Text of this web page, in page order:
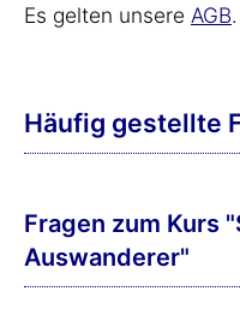
Es gelten unsere AGB.
Häufig gestellte
Fragen zum Kurs
Auswanderer"